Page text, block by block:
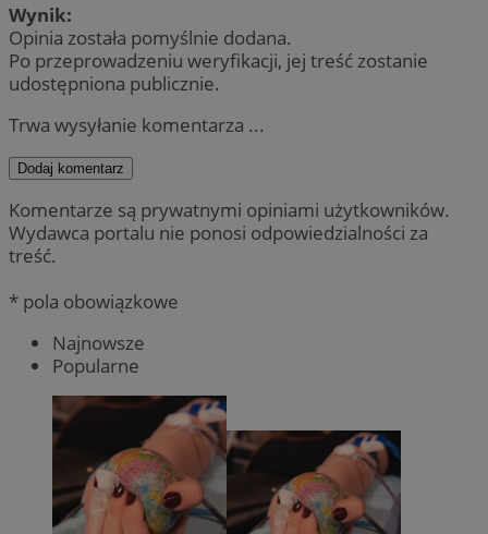
Wynik:
Opinia została pomyślnie dodana.
Po przeprowadzeniu weryfikacji, jej treść zostanie
udostępniona publicznie.
Trwa wysyłanie komentarza ...
Dodaj komentarz
Komentarze są prywatnymi opiniami użytkowników.
Wydawca portalu nie ponosi odpowiedzialności za
treść.
* pola obowiązkowe
Najnowsze
Popularne